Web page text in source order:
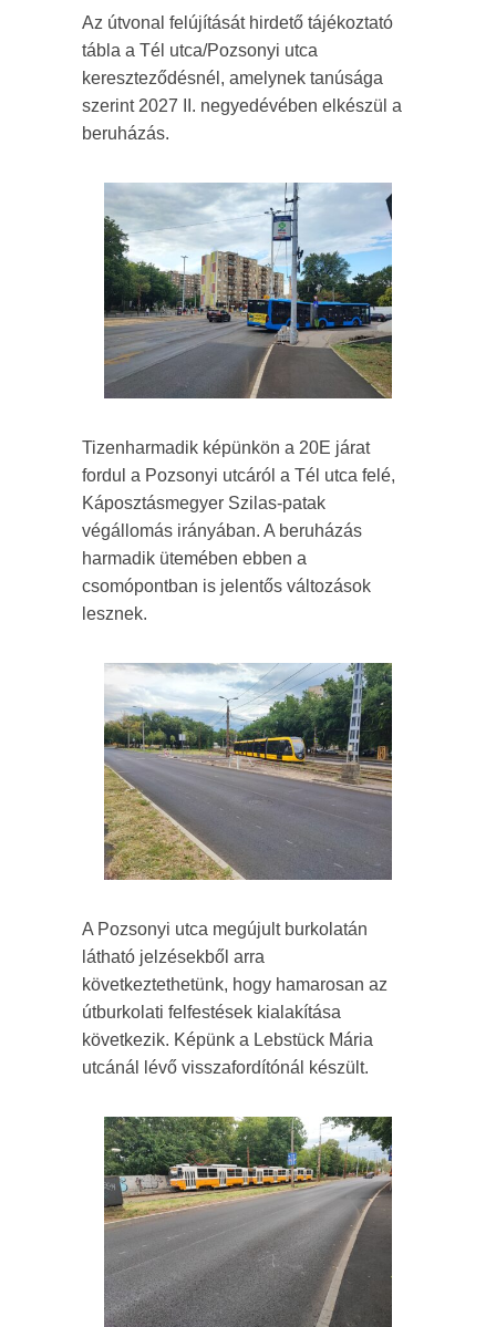
Az útvonal felújítását hirdető tájékoztató
tábla a Tél utca/Pozsonyi utca
kereszteződésnél, amelynek tanúsága
szerint 2027 II. negyedévében elkészül a
beruházás.
Tizenharmadik képünkön a 20E járat
fordul a Pozsonyi utcáról a Tél utca felé,
Káposztásmegyer Szilas-patak
végállomás irányában. A beruházás
harmadik ütemében ebben a
csomópontban is jelentős változások
lesznek.
A Pozsonyi utca megújult burkolatán
látható jelzésekből arra
következtethetünk, hogy hamarosan az
útburkolati felfestések kialakítása
következik. Képünk a Lebstück Mária
utcánál lévő visszafordítónál készült.